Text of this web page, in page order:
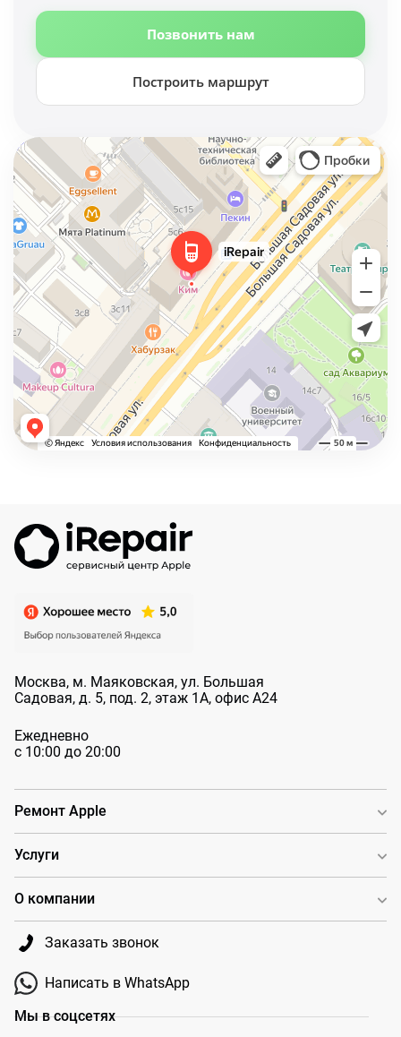
Позвонить нам
Построить маршрут
Москва, м. Маяковская, ул. Большая
Садовая, д. 5, под. 2, этаж 1А, офис А24
Ежедневно
с 10:00 до 20:00
Заказать звонок
Написать в WhatsApp
Ремонт Apple
Услуги
О компании
Мы в соцсетях